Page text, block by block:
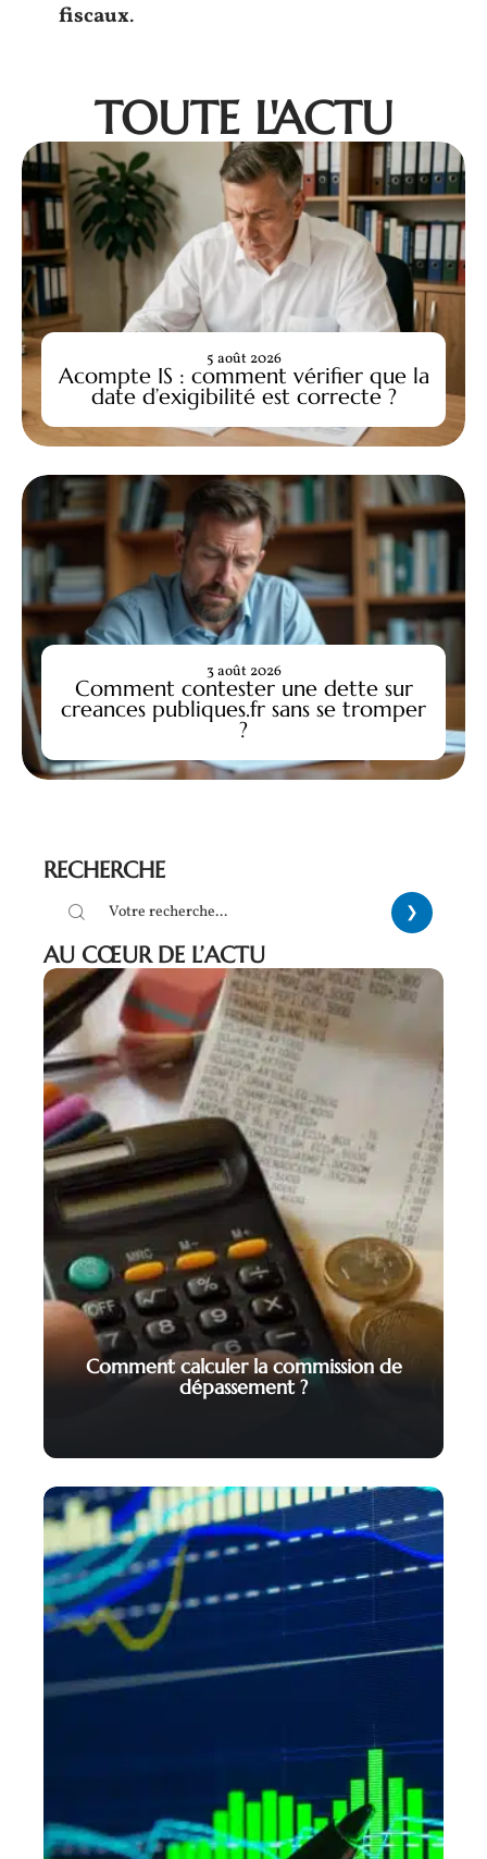
fiscaux.
TOUTE L'ACTU
Acompte IS : comment vérifier que la
date d’exigibilité est correcte ?
5 août 2026
Comment contester une dette sur
creances publiques.fr sans se tromper
?
3 août 2026
RECHERCHE
AU CŒUR DE L’ACTU
Comment calculer la commission de
dépassement ?